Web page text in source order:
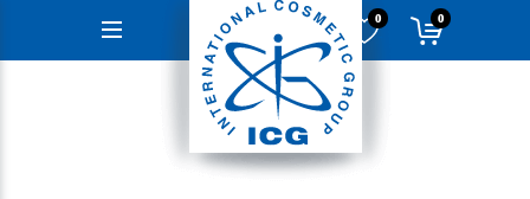
Навигация
0 0